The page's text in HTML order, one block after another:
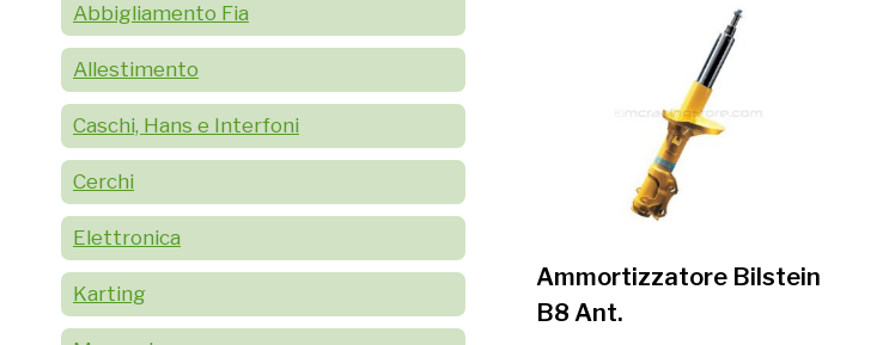
Ammortizzatore Bilstein
B8 Ant.
Abbigliamento Fia
Allestimento
Caschi, Hans e Interfoni
Cerchi
Elettronica
Karting